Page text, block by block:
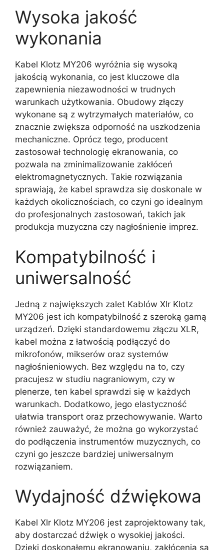
Wysoka jakość
wykonania
Kabel Klotz MY206 wyróżnia się wysoką
jakością wykonania, co jest kluczowe dla
zapewnienia niezawodności w trudnych
warunkach użytkowania. Obudowy złączy
wykonane są z wytrzymałych materiałów, co
znacznie zwiększa odporność na uszkodzenia
mechaniczne. Oprócz tego, producent
zastosował technologię ekranowania, co
pozwala na zminimalizowanie zakłóceń
elektromagnetycznych. Takie rozwiązania
sprawiają, że kabel sprawdza się doskonale w
każdych okolicznościach, co czyni go idealnym
do profesjonalnych zastosowań, takich jak
produkcja muzyczna czy nagłośnienie imprez.
Kompatybilność i
uniwersalność
Jedną z największych zalet Kablów Xlr Klotz
MY206 jest ich kompatybilność z szeroką gamą
urządzeń. Dzięki standardowemu złączu XLR,
kabel można z łatwością podłączyć do
mikrofonów, mikserów oraz systemów
nagłośnieniowych. Bez względu na to, czy
pracujesz w studiu nagraniowym, czy w
plenerze, ten kabel sprawdzi się w każdych
warunkach. Dodatkowo, jego elastyczność
ułatwia transport oraz przechowywanie. Warto
również zauważyć, że można go wykorzystać
do podłączenia instrumentów muzycznych, co
czyni go jeszcze bardziej uniwersalnym
rozwiązaniem.
Wydajność dźwiękowa
Kabel Xlr Klotz MY206 jest zaprojektowany tak,
aby dostarczać dźwięk o wysokiej jakości.
Dzięki doskonałemu ekranowaniu, zakłócenia są